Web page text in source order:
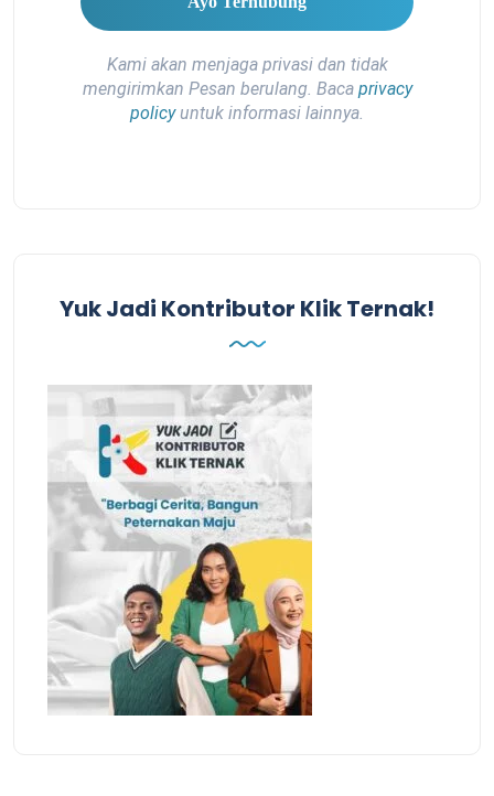
Kami akan menjaga privasi dan tidak
mengirimkan Pesan berulang. Baca privacy
policyuntuk informasi lainnya.
Yuk Jadi Kontributor Klik Ternak!